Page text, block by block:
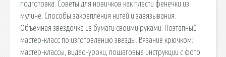
подготовка. Советы для новичков как плести фенечки из
мулине. Способы закрепления нитей и завязывания.
Объемная звездочка из бумаги своими руками. Поэтапный
мастер-класс по изготовлению звезды. Вязание крючком:
мастер-классы, видео-уроки, пошаговые инструкции с фото